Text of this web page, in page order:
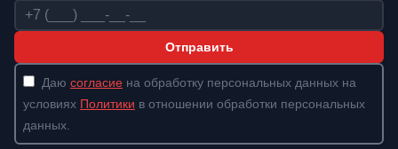
Телефон
Отправить
Даю согласие на обработку персональных данных на
условиях Политики в отношении обработки персональных
данных.